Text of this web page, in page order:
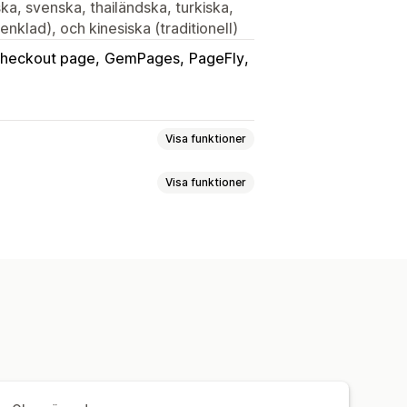
svenska, thailändska, turkiska,
och kinesiska (traditionell)
page GemPages PageFly
Visa funktioner
Visa funktioner